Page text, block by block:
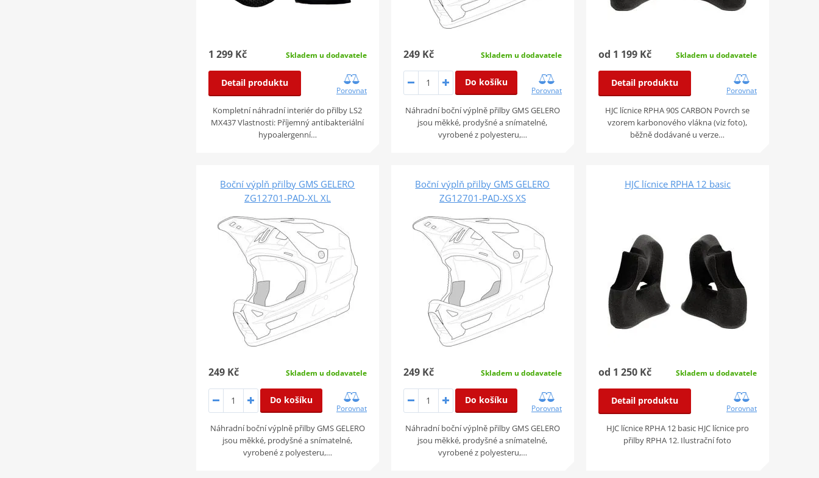
1 299 Kč Skladem u dodavatele
Detail produktu
Porovnat
Kompletní náhradní interiér do přilby LS2
MX437 Vlastnosti: Příjemný antibakteriální
hypoalergenní…
249 Kč Skladem u dodavatele
Do košíku
Porovnat
Náhradní boční výplně přilby GMS GELERO
jsou měkké, prodyšné a snímatelné,
vyrobené z polyesteru,…
od 1 199 Kč Skladem u dodavatele
Detail produktu
Porovnat
HJC lícnice RPHA 90S CARBON Povrch se
vzorem karbonového vlákna (viz foto),
běžně dodávané u verze…
Boční výplň přilby GMS GELERO
ZG12701-PAD-XL XL
249 Kč Skladem u dodavatele
Do košíku
Porovnat
Náhradní boční výplně přilby GMS GELERO
jsou měkké, prodyšné a snímatelné,
vyrobené z polyesteru,…
Boční výplň přilby GMS GELERO
ZG12701-PAD-XS XS
249 Kč Skladem u dodavatele
Do košíku
Porovnat
Náhradní boční výplně přilby GMS GELERO
jsou měkké, prodyšné a snímatelné,
vyrobené z polyesteru,…
HJC lícnice RPHA 12 basic
od 1 250 Kč Skladem u dodavatele
Detail produktu
Porovnat
HJC lícnice RPHA 12 basic HJC lícnice pro
přilby RPHA 12. Ilustrační foto